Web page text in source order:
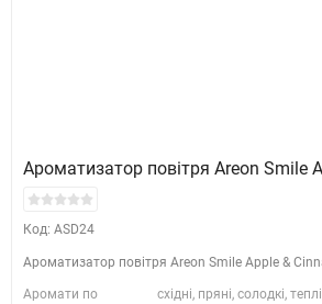
Ароматизатор повітря Areon Smile
Код: ASD24
Ароматизатор повітря Areon Smile Apple &
Аромати по
східні, пряні, солодкі,